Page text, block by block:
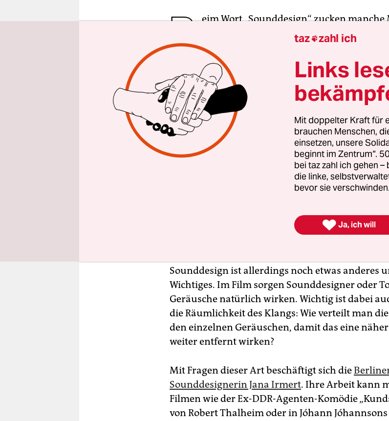
B eim Wort „Sounddesign“ zucken manche
zusammen. Was daran liegt, dass man in
Musik bei bestimmten Spielarten von
vor einigen Jahren mit stark ausgefeilten
begonnen hat – auf Kosten der übrigen Musik,
Gegen Minimal Techno etwa wurden
laut. Ein bisschen als Äquivalent zum geleckten
Achtziger oder dem Bombastrock der Siebziger,
Detail unterschiedlichen Mitteln.
Freitags in der Printausgabe dertaz
Sounddesign ist allerdings noch etwas anderes
Wichtiges. Im Film sorgen Sounddesigner oder
Geräusche natürlich wirken. Wichtig ist dabei
die Räumlichkeit des Klangs: Wie verteilt man
den einzelnen Geräuschen, damit das eine
weiter entfernt wirken?
Mit Fragen dieser Art beschäftigt sich die
Sounddesignerin Jana Irmert. Ihre Arbeit kann
Filmen wie der Ex-DDR-Agenten-Komödie
von Robert Thalheim oder in Jóhann
taz zahl ich
Links
Mit doppelter Kraft für
brauchen Menschen,
einsetzen, unsere
beginnt im Zentrum“.
bei taz zahl ich gehen
die linke,
bevor sie
 Ja, ich will